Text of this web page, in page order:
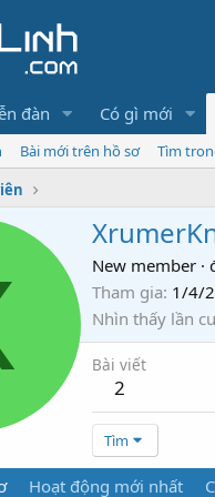
đàn Có gì mới
Bài mới trên hồ sơ
Tìm
New member ·
Tham gia 1/4/
Nhìn thấy lần
Bài viết
2
Tìm
Hoạt động mới nhất